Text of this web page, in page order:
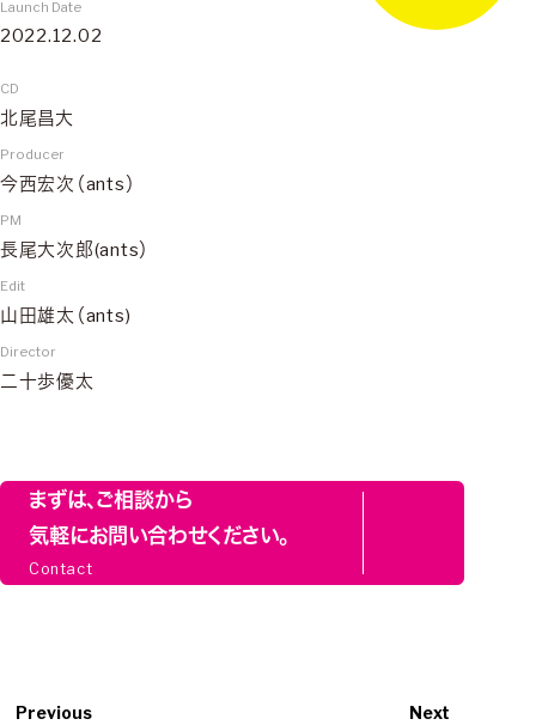
Launch Date
2022.12.02
CD
北尾昌大
Producer
今西宏次（ants）
PM
長尾大次郎(ants）
Edit
山田雄太（ants)
Director
二十歩優太
まずは、ご相談から
気軽にお問い合わせください。
Contact
Previous Next